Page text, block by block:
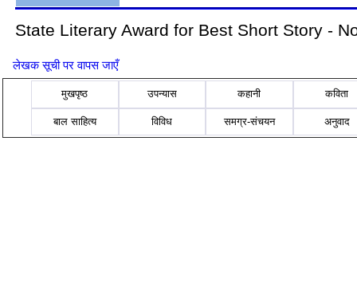
State Literary Award for Best Short Story -
लेखक सूची पर वापस जाएँ
मुखपृष्ठ उपन्यास कहानी कविता
बाल साहित्य विविध समग्र-संचयन अनुवाद